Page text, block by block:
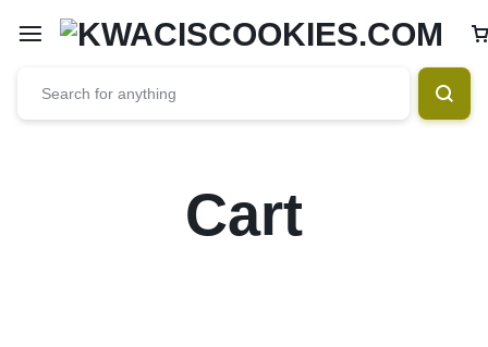
Your bag is empty
Cart